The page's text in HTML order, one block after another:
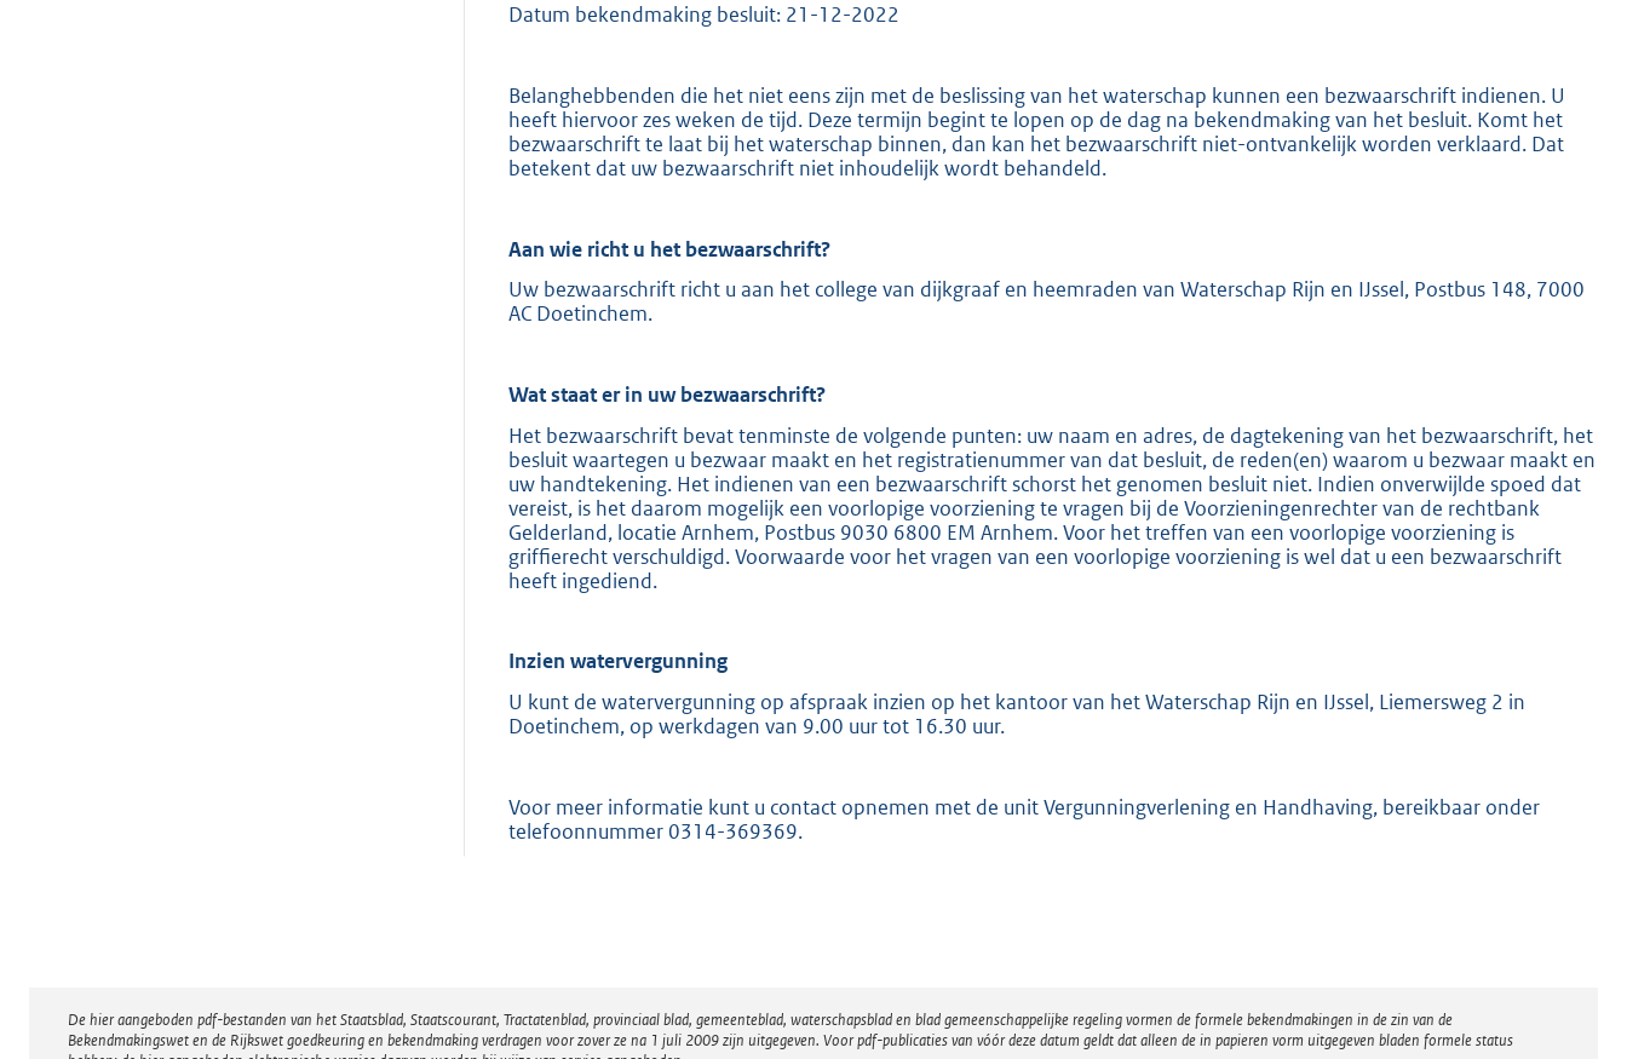
0
9
K
Datum bekendmaking besluit: 21-12-2022
Belanghebbenden die het niet eens zijn met de beslissing van het waterschap kunnen een bezwaarschrift indienen. U
heeft hiervoor zes weken de tijd. Deze termijn begint te lopen op de dag na bekendmaking van het besluit. Komt het
bezwaarschrift te laat bij het waterschap binnen, dan kan het bezwaarschrift niet-ontvankelijk worden verklaard. Dat
betekent dat uw bezwaarschrift niet inhoudelijk wordt behandeld.
Aan wie richt u het bezwaarschrift?
Uw bezwaarschrift richt u aan het college van dijkgraaf en heemraden van Waterschap Rijn en IJssel, Postbus 148, 7000
AC Doetinchem.
Wat staat er in uw bezwaarschrift?
Het bezwaarschrift bevat tenminste de volgende punten: uw naam en adres, de dagtekening van het bezwaarschrift, het
besluit waartegen u bezwaar maakt en het registratienummer van dat besluit, de reden(en) waarom u bezwaar maakt en
uw handtekening. Het indienen van een bezwaarschrift schorst het genomen besluit niet. Indien onverwijlde spoed dat
vereist, is het daarom mogelijk een voorlopige voorziening te vragen bij de Voorzieningenrechter van de rechtbank
Gelderland, locatie Arnhem, Postbus 9030 6800 EM Arnhem. Voor het treffen van een voorlopige voorziening is
griffierecht verschuldigd. Voorwaarde voor het vragen van een voorlopige voorziening is wel dat u een bezwaarschrift
heeft ingediend.
Inzien watervergunning
U kunt de watervergunning op afspraak inzien op het kantoor van het Waterschap Rijn en IJssel, Liemersweg 2 in
Doetinchem, op werkdagen van 9.00 uur tot 16.30 uur.
Voor meer informatie kunt u contact opnemen met de unit Vergunningverlening en Handhaving, bereikbaar onder
telefoonnummer 0314-369369.
Disclaimer
De hier aangeboden pdf-bestanden van het Staatsblad, Staatscourant, Tractatenblad, provinciaal blad, gemeenteblad, waterschapsblad en blad gemeenschappelijke regeling vormen de formele bekendmakingen in de zin van de
Bekendmakingswet en de Rijkswet goedkeuring en bekendmaking verdragen voor zover ze na 1 juli 2009 zijn uitgegeven. Voor pdf-publicaties van vóór deze datum geldt dat alleen de in papieren vorm uitgegeven bladen formele status